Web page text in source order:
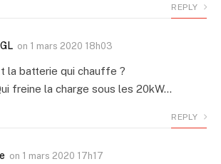
REPLY
on 1 mars 2020 18h03
la batterie qui chauffe ?
freine la charge sous les 20kW…
REPLY
on 1 mars 2020 17h17